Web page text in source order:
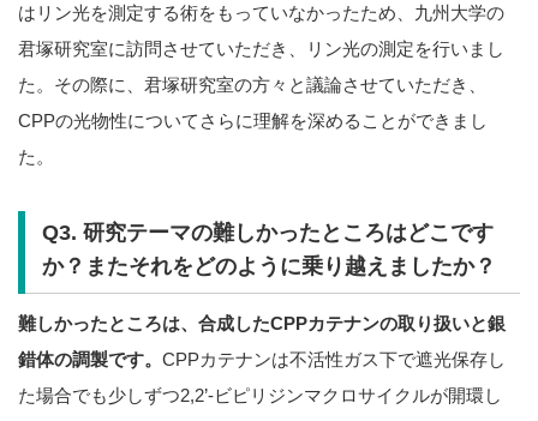
はリン光を測定する術をもっていなかったため、九州大学の
君塚研究室に訪問させていただき、リン光の測定を行いまし
た。その際に、君塚研究室の方々と議論させていただき、
CPPの光物性についてさらに理解を深めることができまし
た。
Q3. 研究テーマの難しかったところはどこです
か？またそれをどのように乗り越えましたか？
難しかったところは、合成したCPPカテナンの取り扱いと銀
錯体の調製です。 CPPカテナンは不活性ガス下で遮光保存し
た場合でも少しずつ2,2’-ビピリジンマクロサイクルが開環し